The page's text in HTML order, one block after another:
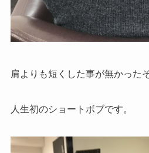
肩よりも短くした事が無かった
人生初のショートボブです。